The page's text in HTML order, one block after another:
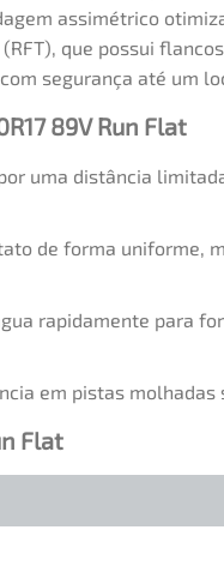
assimétrico
que possui
segurança até um
89V Run Flat
uma distância
de forma uniforme,
rapidamente para
em pistas
Flat